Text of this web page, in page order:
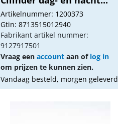
Artikelnummer: 1200373
Gtin: 8713515012940
Fabrikant artikel nummer:
9127917501
Vraag een accountaan of log in
om prijzen te kunnen zien.
Vandaag besteld, morgen geleverd